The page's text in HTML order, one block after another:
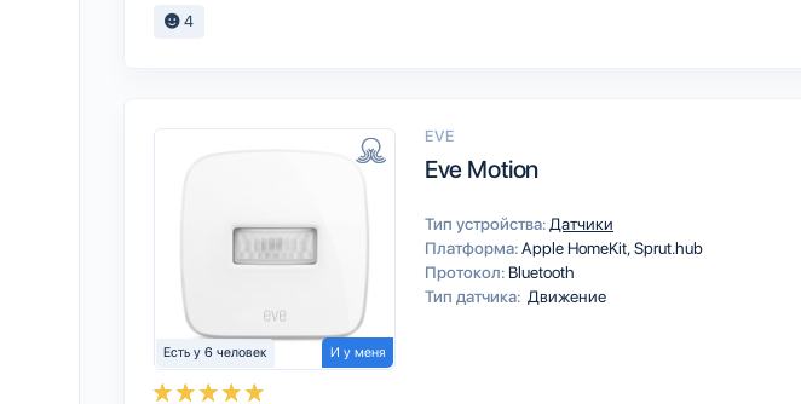
4
Есть у 6 человек И у меня
EVE
Eve Motion
Тип устройства: Датчики
Платформа:Apple HomeKitSprut.hub
Протокол: Bluetooth
Тип датчика: Движение